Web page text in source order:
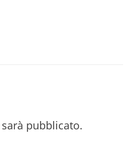
pubblicato.